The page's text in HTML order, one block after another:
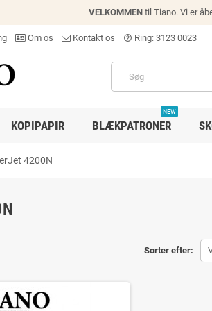
VELKOMMEN til Tiano. Vi er
Om os Kontakt os help_outline Ring: 3123 0023
KOPIPAPIR BLÆKPATRONER
NEW
4200N
Sorter efter: